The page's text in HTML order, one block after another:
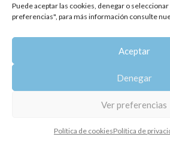
Puede aceptar las cookies, denegar o
preferencias", para más información consulte
Aceptar
Denegar
Ver preferencias
Política de cookiesPolítica de